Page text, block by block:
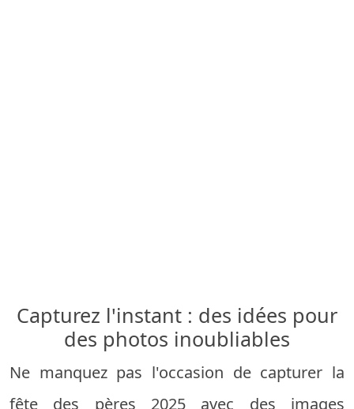
Capturez l'instant : des idées pour
des photos inoubliables
Ne manquez pas l'occasion de capturer la
fête des pères 2025 avec des images